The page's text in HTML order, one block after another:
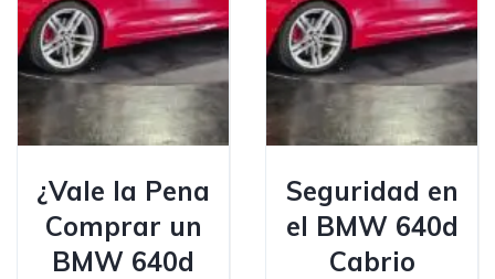
¿Vale la Pena
Comprar un
BMW 640d
Seguridad en
el BMW 640d
Cabrio